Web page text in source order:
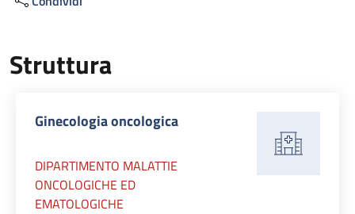
Struttura
Ginecologia oncologica
DIPARTIMENTO MALATTIE
ONCOLOGICHE ED
EMATOLOGICHE